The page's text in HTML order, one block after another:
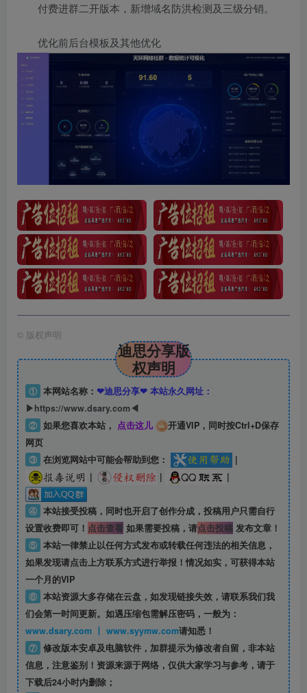
付费进群二开版本，新增域名防洪检测及三级分销。
优化前后台模板及其他优化
© 版权声明
迪思分享版
权声明
① 本网站名称： ❤迪思分享❤ 本站永久网址：
▶https://www.dsary.com◀
② 如果您喜欢本站， 点击这儿
开通VIP，同时按Ctrl+D保存
网页
③ 在浏览网站中可能会帮助到您：
|
|
| |
④ 本站接受投稿，同时也开启了创作分成，投稿用户只需自行
设置收费即可！ 点击查看如果需要投稿，请点击投稿发布文章！
⑤ 本站一律禁止以任何方式发布或转载任何违法的相关信息，
如果发现请点击上方联系方式进行举报！情况如实，可获得本站
一个月的VIP
⑥ 本站资源大多存储在云盘，如发现链接失效，请联系我们我
们会第一时间更新。如遇压缩包需解压密码，一般为：
www.dsary.com 丨 www.syymw.com请知悉！
⑦ 修改版本安卓及电脑软件，加群提示为修改者自留， 非本站
信息，注意鉴别！资源来源于网络，仅供大家学习与参考，请于
下载后24小时内删除；